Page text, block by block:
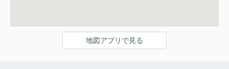
地図アプリで見る